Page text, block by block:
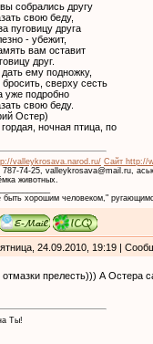
собрались другу
свою беду,
пуговицу друга
- убежит,
вам оставит
друг.
ему подножку,
сверху сесть
уже подробно
свою беду.
Остер)
ночная птица, по
valleykrosava.narod.ru/ Сайт http://
787-74-25, valleykrosava@mail.ru,
животных.
хорошим человеком,"
24.09.2010, 19:19 |
отмазки прелесть))) А Остера
Ты!